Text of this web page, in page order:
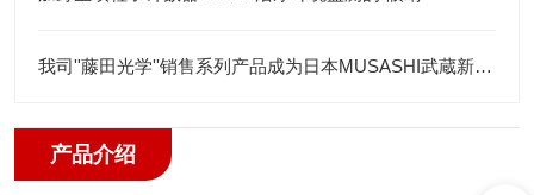
我司''藤田光学''销售系列产品成为日本MUSASHI武蔵新的代理店
产品介绍